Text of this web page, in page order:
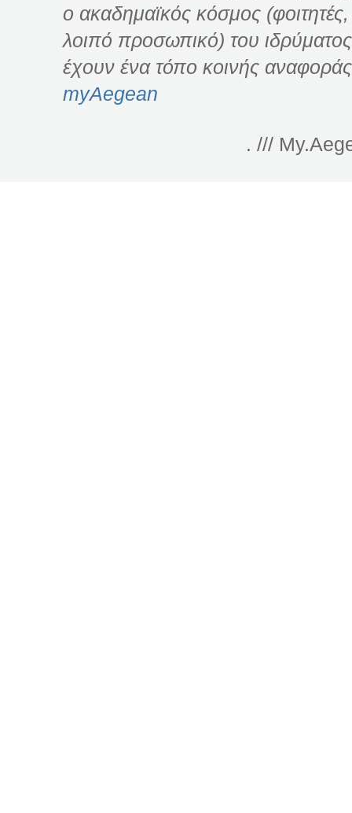
ο ακαδημαϊκός κόσμος (φοιτητές,
λοιπό προσωπικό) του
έχουν ένα τόπο κοινής
myAegean
. ///